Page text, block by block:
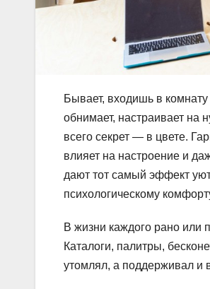
Бывает, входишь в
обнимает, настраивает на
всего секрет — в цвете.
влияет на настроение и
дают тот самый эффект
психологическому
В жизни каждого рано или
Каталоги, палитры,
утомлял, а поддерживал и